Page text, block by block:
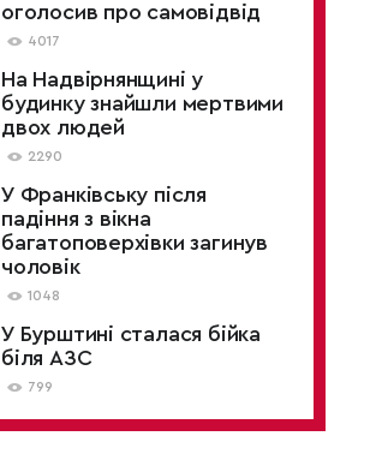
оголосив про самовідвід
4017
На Надвірнянщині у
будинку знайшли мертвими
двох людей
2290
У Франківську після
падіння з вікна
багатоповерхівки загинув
чоловік
1048
У Бурштині сталася бійка
біля АЗС
799